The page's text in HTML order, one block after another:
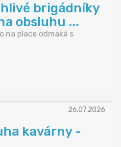
brigádníky
obsluhu ...
na place odmaká s
26.07.2026
kavárny -